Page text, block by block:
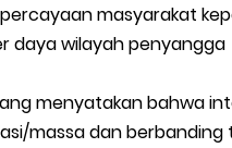
masyarakat
daya wilayah penyangga
menyatakan bahwa
massa dan berbanding